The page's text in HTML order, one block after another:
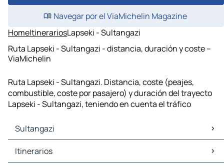
Navegar por el ViaMichelin Magazine
HomeItinerariosLapseki - Sultangazi
Ruta Lapseki - Sultangazi - distancia, duración y coste –
ViaMichelin
Ruta Lapseki - Sultangazi. Distancia, coste (peajes,
combustible, coste por pasajero) y duración del trayecto
Lapseki - Sultangazi, teniendo en cuenta el tráfico
Sultangazi
Sultangazi Mapas Planos
Sultangazi Trafico
Itinerarios